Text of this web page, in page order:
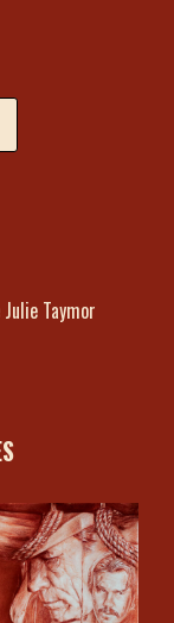
Taymor